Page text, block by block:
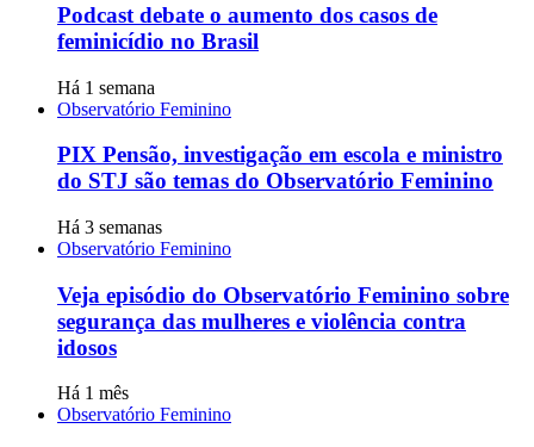
Podcast debate o aumento dos casos de
feminicídio no Brasil
Há 1 semana
Observatório Feminino
PIX Pensão, investigação em escola e ministro
do STJ são temas do Observatório Feminino
Há 3 semanas
Observatório Feminino
Veja episódio do Observatório Feminino sobre
segurança das mulheres e violência contra
idosos
Há 1 mês
Observatório Feminino